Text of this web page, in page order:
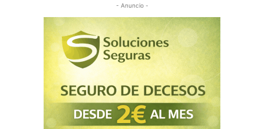
- Anuncio -